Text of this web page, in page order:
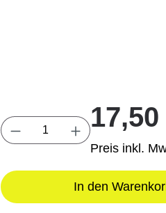
Produkt Anzahl: Gib
17,50
Preis inkl.
In den